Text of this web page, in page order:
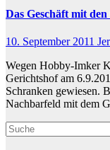
Das Geschäft mit
10. September 2011
Wegen Hobby-Imker
Gerichtshof am
Schranken gewiesen.
Nachbarfeld mit dem